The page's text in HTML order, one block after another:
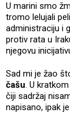
U marini smo
tromo lelujali
administraciju i
protiv rata u
njegovu
Sad mi je žao
čašu. U
čiji sadržaj
napisano, ipak